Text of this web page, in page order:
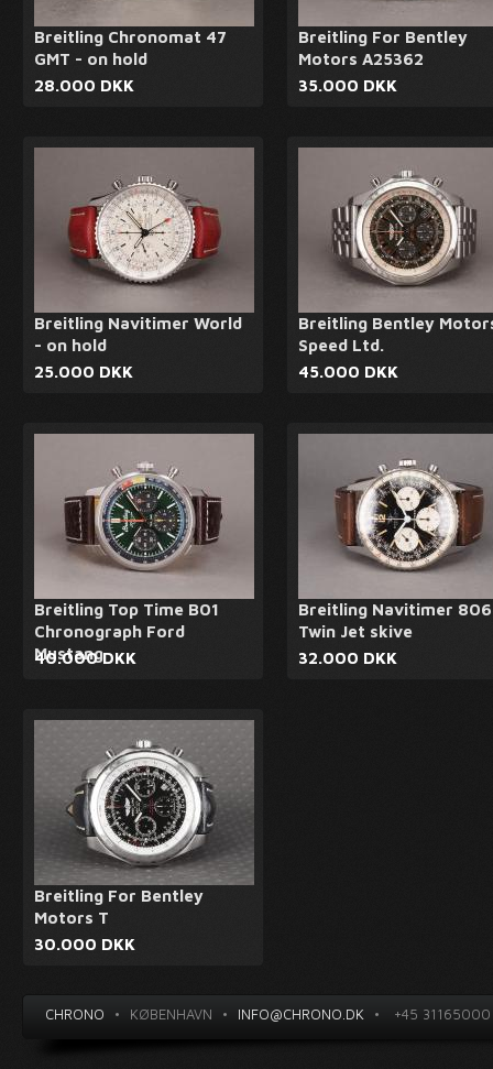
Breitling Chronomat 47
GMT - on hold
28.000 DKK
Breitling For Bentley
Motors A25362
35.000 DKK
Breitling Navitimer World
- on hold
25.000 DKK
Breitling Bentley
Speed Ltd.
45.000 DKK
Breitling Top Time B01
Chronograph Ford
Mustang
40.000 DKK
Breitling Navitimer
Twin Jet skive
32.000 DKK
Breitling For Bentley
Motors T
30.000 DKK
CHRONO • KØBENHAVN • INFO@CHRONO.DK • +45 31165000